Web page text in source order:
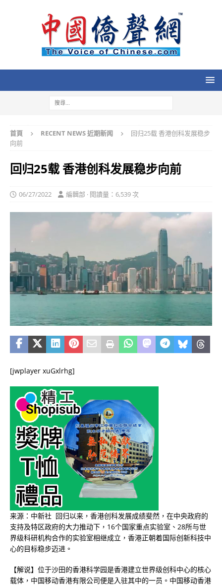
首頁 RECENT NEWS 近期新闻
回归25载 香港创科发展稳步
向前
回归25载 香港创科发展稳步向前
06/27/2022 編輯部 · 閱讀量：6,539 次
[jwplayer xuGxlrhg]
来源：中新社 回归以来，香港创科发展成绩斐然，在中央政府的
支持及特区政府的大力推动下，16个国家重点实验室、28所与世
界级科研机构合作的实验室相继成立，香港正朝着国际创新科技中
心的目标稳步迈进。
【解说】位于沙田的香港科学园是香港建立世界级创科中心的核心
载体，中国移动香港有限公司便是入驻其中的一员。中国移动香港